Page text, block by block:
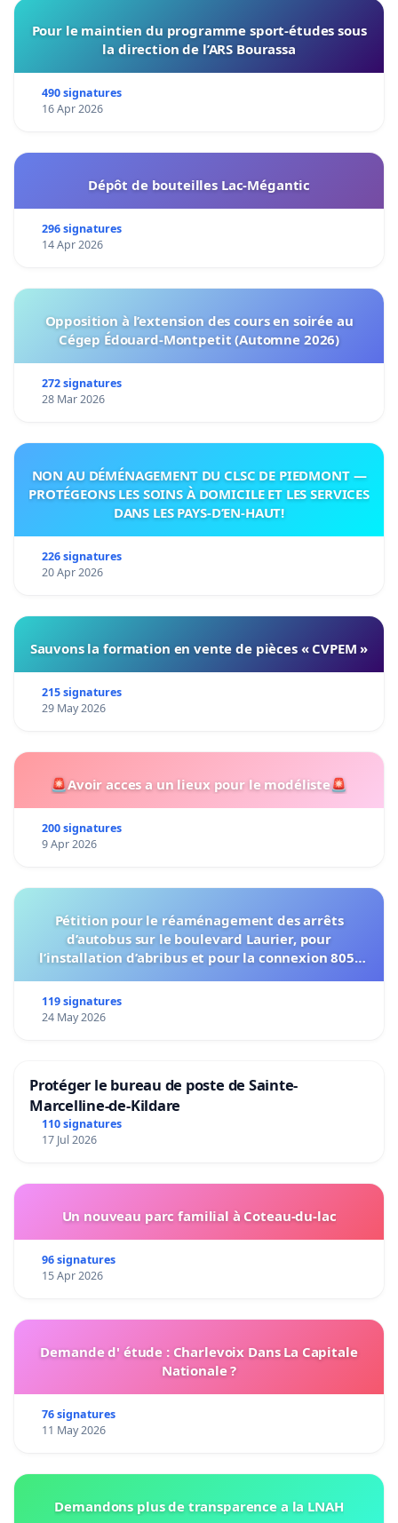
Pour le maintien du programme sport-études sous
la direction de l’ARS Bourassa
490 signatures
16 Apr 2026
Dépôt de bouteilles Lac-Mégantic
296 signatures
14 Apr 2026
Opposition à l’extension des cours en soirée au
Cégep Édouard-Montpetit (Automne 2026)
272 signatures
28 Mar 2026
NON AU DÉMÉNAGEMENT DU CLSC DE PIEDMONT —
PROTÉGEONS LES SOINS À DOMICILE ET LES SERVICES
DANS LES PAYS-D’EN-HAUT!
226 signatures
20 Apr 2026
Sauvons la formation en vente de pièces « CVPEM »
215 signatures
29 May 2026
🚨Avoir acces a un lieux pour le modéliste🚨
200 signatures
9 Apr 2026
Pétition pour le réaménagement des arrêts
d’autobus sur le boulevard Laurier, pour
l’installation d’abribus et pour la connexion 805-
119 signatures
24 May 2026
Protéger le bureau de poste de Sainte-
Marcelline-de-Kildare
110 signatures
17 Jul 2026
Un nouveau parc familial à Coteau-du-lac
96 signatures
15 Apr 2026
Demande d' étude : Charlevoix Dans La Capitale
Nationale ?
76 signatures
11 May 2026
Demandons plus de transparence a la LNAH